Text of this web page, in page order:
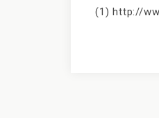
(1) http://